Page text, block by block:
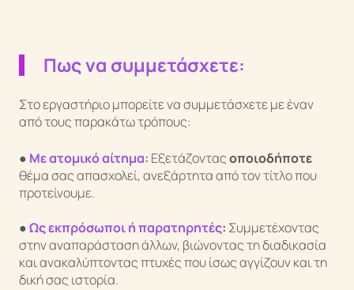
Πως να συμμετάσχετε:
Στο εργαστήριο μπορείτε να συμμετάσχετε με έναν
από τους παρακάτω τρόπους:
● Με ατομικό αίτημα: Εξετάζονταςοποιοδήποτε
θέμα σας απασχολεί, ανεξάρτητα από τον τίτλο που
προτείνουμε.
●Ως εκπρόσωποι ή παρατηρητές: Συμμετέχοντας
στην αναπαράσταση άλλων, βιώνοντας τη διαδικασία
και ανακαλύπτοντας πτυχές που ίσως αγγίζουν και τη
δική σας ιστορία.